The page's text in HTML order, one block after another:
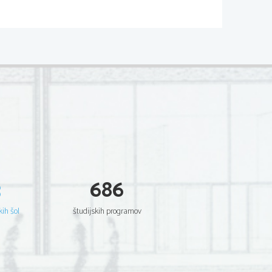
šol
686
študijskih programov